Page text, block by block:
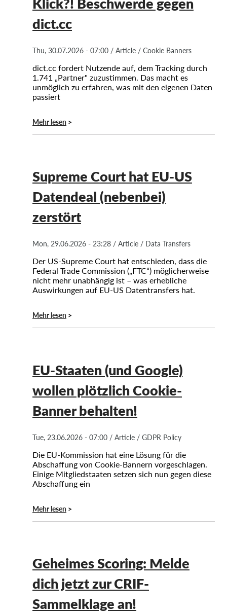
Sponsoring
Spendenabsetzbarkeit
Member Login
FAQs
Jobs
Medien
Kontakt
GDPRhub
dict.cc
Thu, 30.07.2026 - 07:00 / Article / Cookie Banners
dict.cc fordert Nutzende auf, dem Tracking durch
1.741 „Partner" zuzustimmen. Das macht es
unmöglich zu erfahren, was mit den eigenen Daten
passiert
Mehr lesen
Supreme Court hat EU-US
Datendeal (nebenbei)
zerstört
Mon, 29.06.2026 - 23:28 / Article / Data Transfers
Der US-Supreme Court hat entschieden, dass die
Federal Trade Commission („FTC“) möglicherweise
nicht mehr unabhängig ist – was erhebliche
Auswirkungen auf EU-US Datentransfers hat.
Mehr lesen
EU-Staaten (und Google)
wollen plötzlich Cookie-
Banner behalten!
Tue, 23.06.2026 - 07:00 / Article / GDPR Policy
Die EU-Kommission hat eine Lösung für die
Abschaffung von Cookie-Bannern vorgeschlagen.
Einige Mitgliedstaaten setzen sich nun gegen diese
Abschaffung ein
Mehr lesen
Geheimes Scoring: Melde
dich jetzt zur CRIF-
Sammelklage an!